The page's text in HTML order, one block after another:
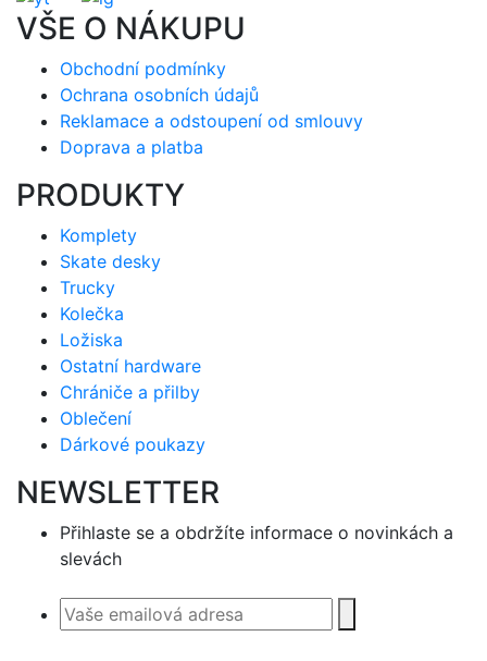
VŠE O NÁKUPU
Obchodní podmínky
Ochrana osobních údajů
Reklamace a odstoupení od smlouvy
Doprava a platba
PRODUKTY
Komplety
Skate desky
Trucky
Kolečka
Ložiska
Ostatní hardware
Chrániče a přilby
Oblečení
Dárkové poukazy
NEWSLETTER
Přihlaste se a obdržíte informace o novinkách a
slevách